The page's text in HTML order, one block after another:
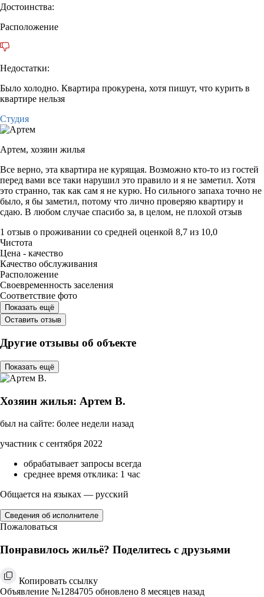
Достоинства:
Расположение
Недостатки:
Было холодно. Квартира прокурена, хотя пишут, что курить в
квартире нельзя
Студия
Артем, хозяин жилья
Все верно, эта квартира не курящая. Возможно кто-то из гостей
перед вами все таки нарушил это правило и я не заметил. Хотя
это странно, так как сам я не курю. Но сильного запаха точно не
было, я бы заметил, потому что лично проверяю квартиру и
сдаю. В любом случае спасибо за, в целом, не плохой отзыв
1 отзыв о проживании со средней оценкой 8,7 из 10,0
Чистота
Цена - качество
Качество обслуживания
Расположение
Своевременность заселения
Соответствие фото
Показать ещё
Оставить отзыв
Другие отзывы об объекте
Показать ещё
Хозяин жилья: Артем В.
был на сайте: более недели назад
участник с сентября 2022
обрабатывает запросы всегда
среднее время отклика: 1 час
Общается на языках — русский
Сведения об исполнителе
Пожаловаться
Понравилось жильё? Поделитесь с друзьями
Копировать ссылку
Объявление №1284705 обновлено 8 месяцев назад